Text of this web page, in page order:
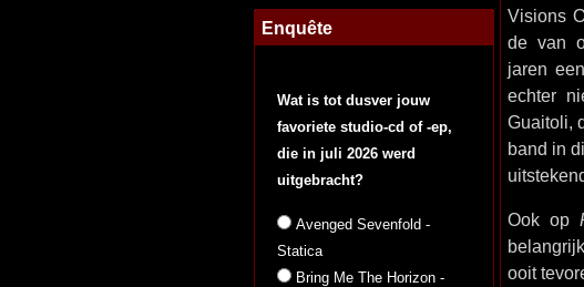
Enquête
Wat is tot dusver jouw
favoriete studio-cd of -ep,
die in juli 2026 werd
uitgebracht?
Avenged Sevenfold -
Statica
Bring Me The Horizon -
Visions
de van
jaren
echter
Guaitoli,
band in
Ook op
ooit